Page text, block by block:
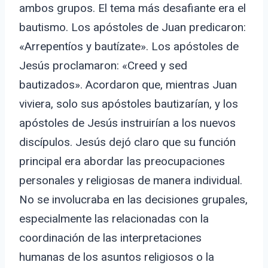
ambos grupos. El tema más desafiante era el
bautismo. Los apóstoles de Juan predicaron:
«Arrepentíos y bautízate». Los apóstoles de
Jesús proclamaron: «Creed y sed
bautizados». Acordaron que, mientras Juan
viviera, solo sus apóstoles bautizarían, y los
apóstoles de Jesús instruirían a los nuevos
discípulos. Jesús dejó claro que su función
principal era abordar las preocupaciones
personales y religiosas de manera individual.
No se involucraba en las decisiones grupales,
especialmente las relacionadas con la
coordinación de las interpretaciones
humanas de los asuntos religiosos o la